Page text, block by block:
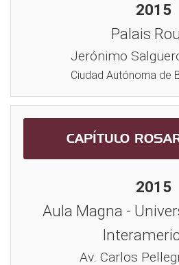
2015
Palais
Jerónimo
Ciudad Autónoma de
CAPÍTULO
2015
Aula Magna -
Av. Carlos